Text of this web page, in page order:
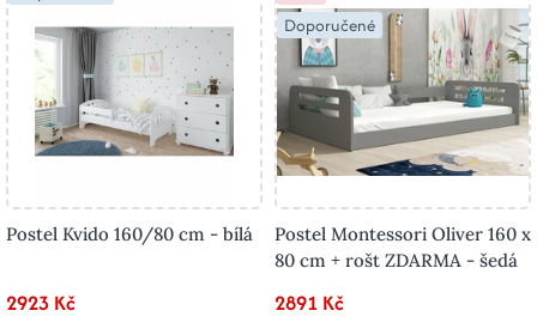
Postel Kvido 160/80 cm - bílá
2923 Kč
Doporučené
Postel Montessori Oliver 160 x
80 cm + rošt ZDARMA - šedá
2891 Kč